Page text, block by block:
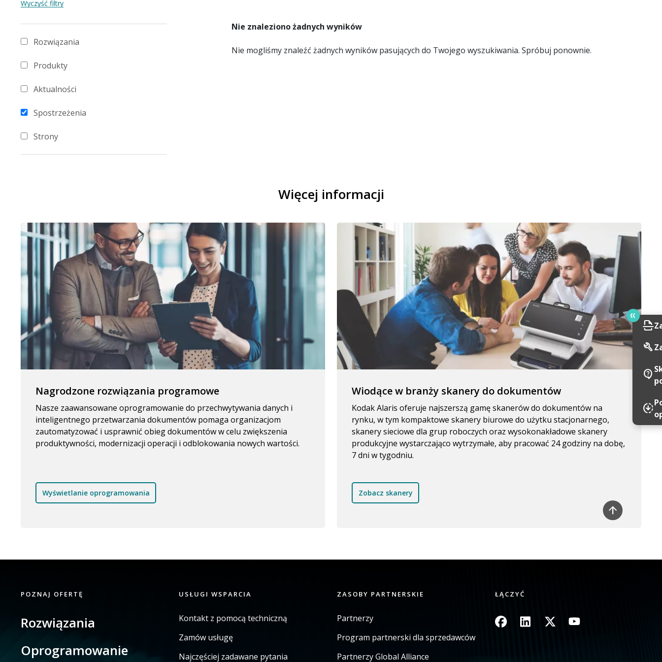
Rozwiązania
Produkty
Aktualności
Spostrzeżenia
Strony
Nie znaleziono żadnych wyników
Nie mogliśmy znaleźć żadnych wyników pasujących do Twojego wyszukiwania. Spróbuj ponownie.
Więcej informacji
Nagrodzone rozwiązania programowe
Nasze zaawansowane oprogramowanie do przechwytywania danych i
inteligentnego przetwarzania dokumentów pomaga organizacjom
zautomatyzować i usprawnić obieg dokumentów w celu zwiększenia
produktywności, modernizacji operacji i odblokowania nowych wartości.
Wyświetlanie oprogramowania
Wiodące w branży skanery do dokumentów
Kodak Alaris oferuje najszerszą gamę skanerów do dokumentów na
rynku, w tym kompaktowe skanery biurowe do użytku stacjonarnego,
skanery sieciowe dla grup roboczych oraz wysokonakładowe skanery
produkcyjne wystarczająco wytrzymałe, aby pracować 24 godziny na dobę,
7 dni w tygodniu.
Zobacz skanery
scan
build
contact_support
downloading
POZNAJ OFERTĘ
Rozwiązania
Oprogramowanie
USŁUGI WSPARCIA
Kontakt z pomocą techniczną
Zamów usługę
Najczęściej zadawane pytania
ZASOBY PARTNERSKIE
Partnerzy
Program partnerski dla sprzedawców
Partnerzy Global Alliance
ŁĄCZYĆ
Obraz Obraz Obraz Obraz